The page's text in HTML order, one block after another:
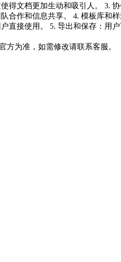
得文档更加生动和吸引人。 3.
合作和信息共享。 4. 模板库
直接使用。 5. 导出和保存：
方为准，如需修改请联系客服。